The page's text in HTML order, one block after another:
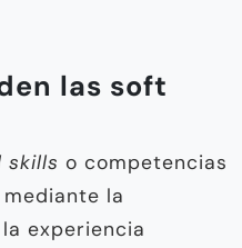
las soft
skills o competencias
la
experiencia